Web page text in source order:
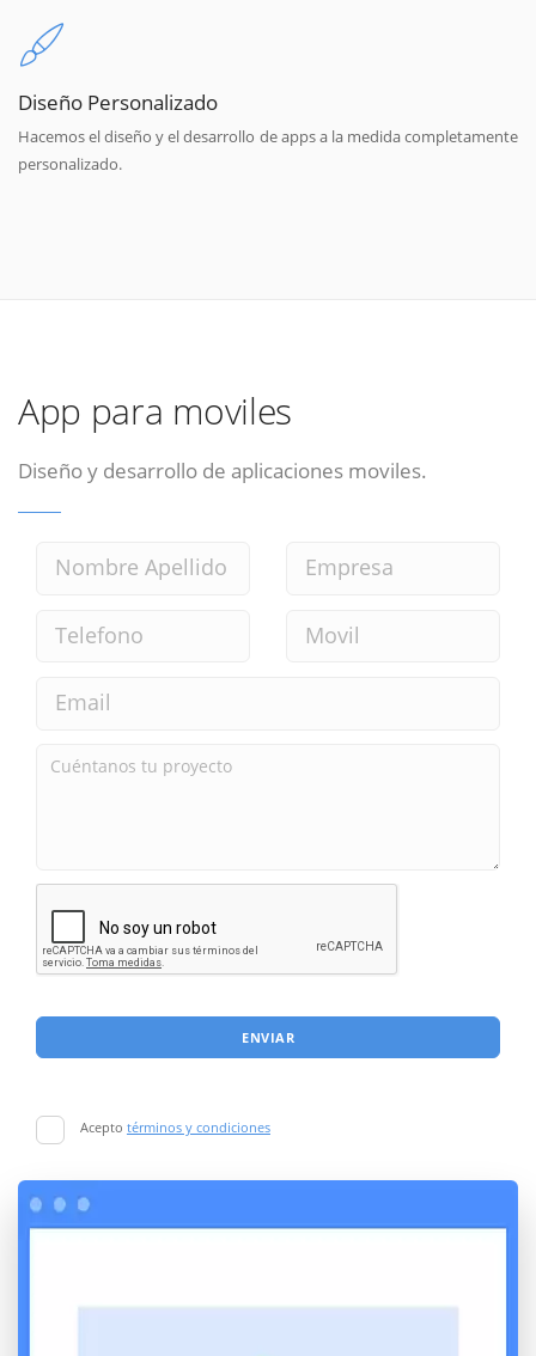
Diseño Personalizado
Hacemos el diseño y el desarrollo de apps a la medida completamente
personalizado.
App para moviles
Diseño y desarrollo de aplicaciones moviles.
ENVIAR
Acepto términos y condiciones